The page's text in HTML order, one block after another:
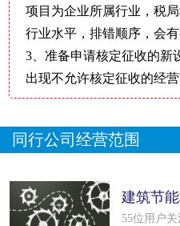
项目为企业所属行业，税
行业水平，排错顺序，会有
3、准备申请核定征收的新
出现不允许核定征收的经营
同行公司经营范围
建筑节
么填写
55位用户关